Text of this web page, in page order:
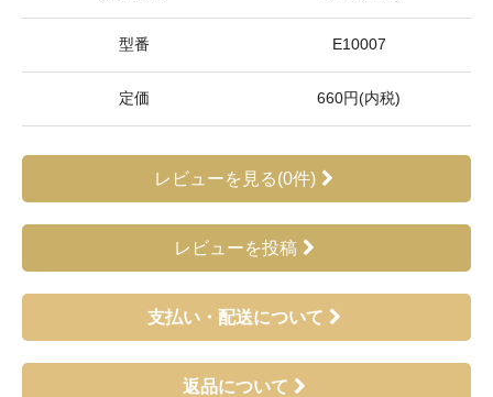
型番 E10007
定価 660円(内税)
レビューを見る(0件)
レビューを投稿
支払い・配送について
返品について